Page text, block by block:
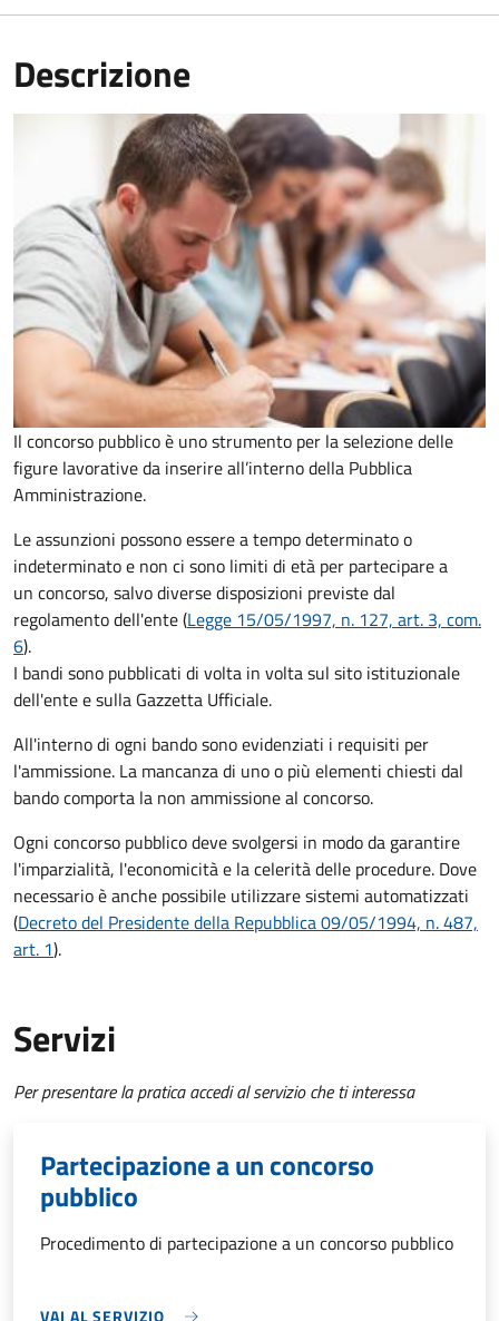
Descrizione
Il concorso pubblico è uno strumento per la selezione delle
figure lavorative da inserire all’interno della Pubblica
Amministrazione.
Le assunzioni possono essere a tempo determinato o
indeterminato e non ci sono limiti di età per partecipare a
un concorso, salvo diverse disposizioni previste dal
regolamento dell'ente (Legge 15/05/1997, n. 127, art. 3, com.
6).
I bandi sono pubblicati di volta in volta sul sito istituzionale
dell'ente e sulla Gazzetta Ufficiale.
All'interno di ogni bando sono evidenziati i requisiti per
l'ammissione. La mancanza di uno o più elementi chiesti dal
bando comporta la non ammissione al concorso.
Ogni concorso pubblico deve svolgersi in modo da garantire
l'imparzialità, l'economicità e la celerità delle procedure. Dove
necessario è anche possibile utilizzare sistemi automatizzati
(Decreto del Presidente della Repubblica 09/05/1994, n. 487,
art. 1).
Servizi
Per presentare la pratica accedi al servizio che ti interessa
Partecipazione a un concorso
pubblico
Procedimento di partecipazione a un concorso pubblico
VAI AL SERVIZIO